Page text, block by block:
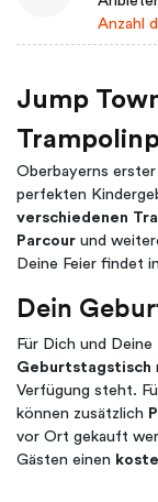
Anzahl
Jump
Oberbayerns erster
perfekten
verschiedenen
Parcour und
Deine Feier findet
Dein
Für Dich und
Geburtstagstisch
Verfügung steht.
können zusätzlich
vor Ort gekauft
Gästen einen